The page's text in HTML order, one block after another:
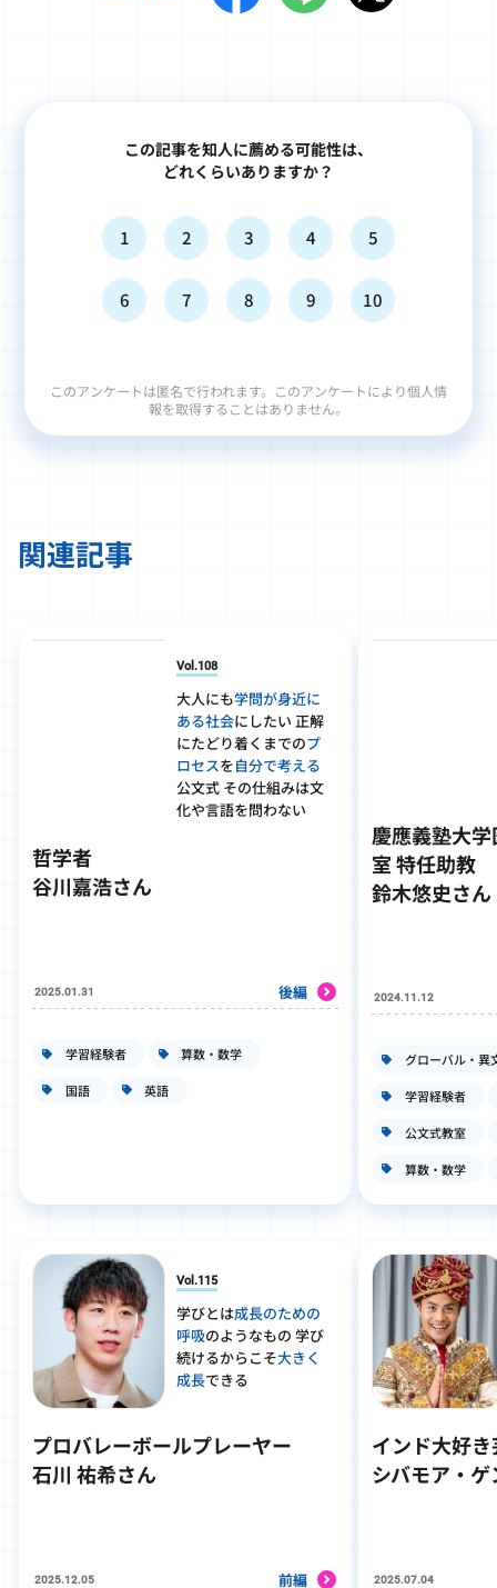
この記事を知人に薦める可能性は、
どれくらいありますか？
1 2 3 4 5
6 7 8 9 10
このアンケートは匿名で行われます。このアンケートにより個人情
報を取得することはありません。
関連記事
Vol.108
大人にも学問が身近に
ある社会にしたい 正解
にたどり着くまでのプ
ロセスを自分で考える
公文式 その仕組みは文
化や言語を問わない
哲学者
谷川嘉浩さん
2025.01.31 後編
学習経験者 算数・数学
国語 英語
Vol.115
学びとは成長のための
呼吸のようなもの 学び
続けるからこそ大きく
成長できる
プロバレーボールプレーヤー
石川 祐希さん
2025.12.05 前編
慶應義塾大
室 特任助教
鈴木悠史さん
2024.11.12
グローバル・異
学習経験者
公文式教室
算数・数学
インド大好
シバモア・ゲ
2025.07.04